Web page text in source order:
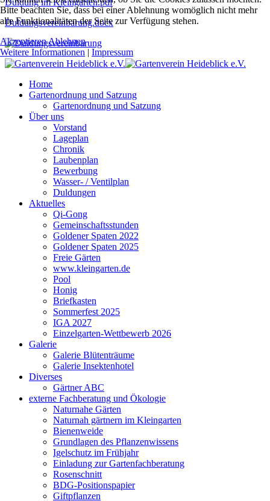
Duldungsvereinbarung.docx
Home
Gartenordnung und Satzung
Gartenordnung und Satzung
Über uns
Vorstand
Lageplan
Chronik
Laubenplan
Bewerbung
Wasser- / Ventilplan
Duldungen
Aktuelles
Qi-Gong
Gemeinschaftsstunden
Goldener Spaten 2022
Goldener Spaten 2025
Freie Gärten
www.kleingarten.de
Pool
Honig
Briefkasten
Sommerfest 2025
IGA 2027
Einzelgarten-Wettbewerb 2026
Galerie
Galerie Blütenträume
Galerie Insektenhotel
Diverses
Gärtner ABC
externe Fachberatung und Ökologie
Naturnahe Gärten
Naturnah gärtnern im Kleingarten
Bienenweide
Grundlagen des Pflanzenwissens
Igelschutz im Frühjahr
Einladung zur Gartenfachberatung
Rosenschnitt
BDG-Positionspapier
Giftpflanzen
Bitte beachten Sie, dass bei einer Ablehnung womöglich nicht mehr
alle Funktionalitäten der Seite zur Verfügung stehen.
AkzeptierenAblehnen
Weitere Informationen | Impressum